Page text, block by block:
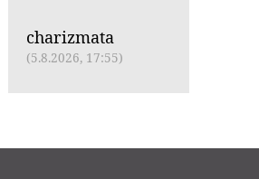
charizmata
(5.8.2026, 17:55)